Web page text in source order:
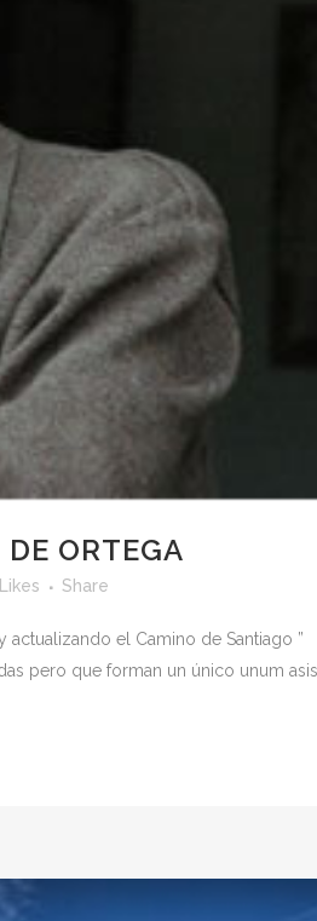
ORTEGA
Likes Share
actualizando el Camino de
pero que forman un único unum